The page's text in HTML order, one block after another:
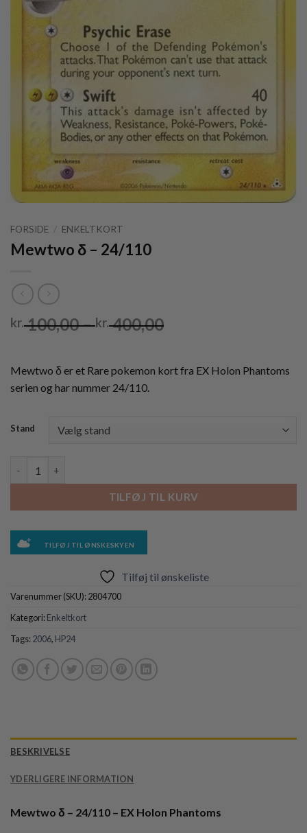
FORSIDE / ENKELTKORT
Mewtwo δ – 24/110
kr.100,00– kr.400,00Prisinterval:
kr. 400,00
Mewtwo δ er et Rare pokemon kort fra EX Holon Phantoms
serien og har nummer 24/110.
Stand
TILFØJ TIL KURV
TILFØJ TIL ØNSKESKYEN
Tilføj til ønskeliste
Varenummer (SKU):2804700
Kategori:Enkeltkort
Tags:2006, HP24
BESKRIVELSE
YDERLIGERE INFORMATION
Mewtwo δ – 24/110 – EX Holon Phantoms